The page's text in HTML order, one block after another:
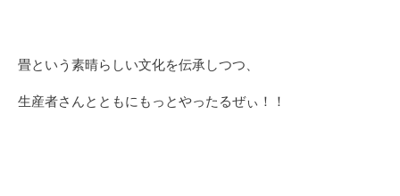
畳という素晴らしい文化を伝承しつつ、
生産者さんとともにもっとやったるぜぃ！！